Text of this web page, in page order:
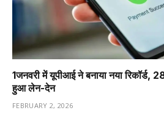
1️जनवरी में यूपीआई ने बनाया नया
हुआ लेन-देन
FEBRUARY 2, 2026